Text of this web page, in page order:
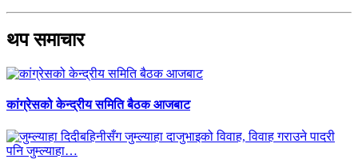
थप समाचार
कांग्रेसको केन्द्रीय समिति बैठक आजबाट